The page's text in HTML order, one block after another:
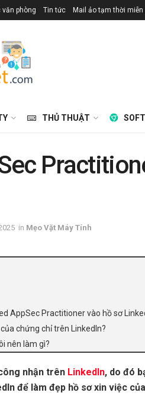
văn phòng Tin tức Mail ảo tạm thời miễn
THỦ THUẬT
in Mẹo Vặt Máy Tính
AppSec Practitioner vào hồ sơ
chứng chỉ trên LinkedIn?
nên làm gì?
nhận trên LinkedIn, do đó
để làm đẹp hồ sơ xin việc